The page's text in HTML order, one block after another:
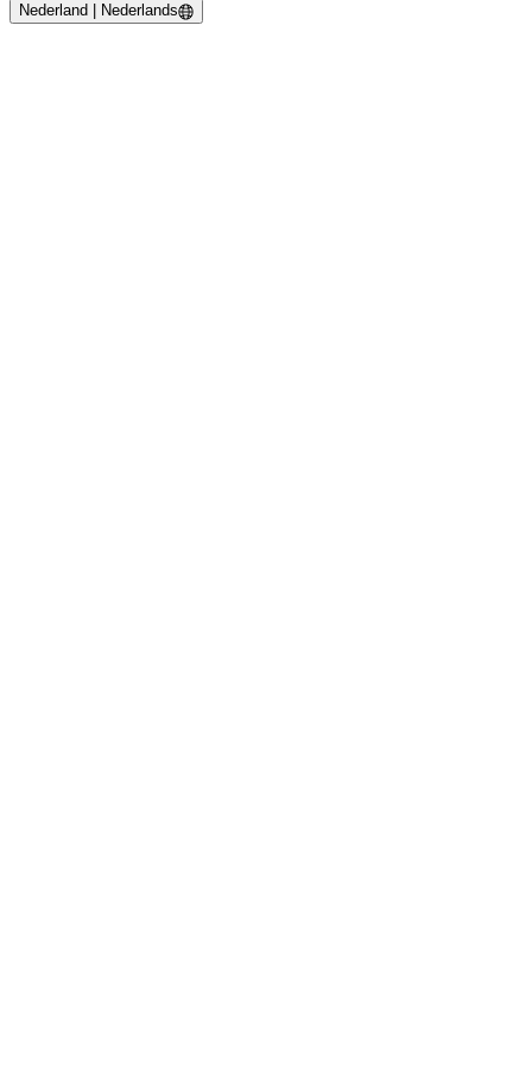
Nederland | Nederlands